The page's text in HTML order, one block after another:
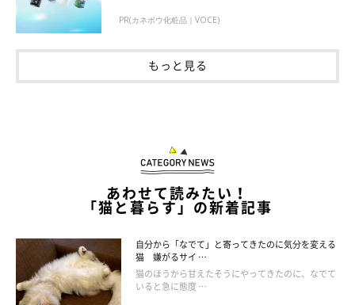
元気がなかったお母さんに、笑顔が戻った
PR(カネボウ化粧品｜VOCE)
もっと見る
あわせて読みたい！
「猫と暮らす」の新着記事
自分から「なでて」と寄ってきたのに気分を変える
猫 嫌がるサイ …
猫のほうから甘えたそうにやってきたのに、なでて
いると急に態度 …